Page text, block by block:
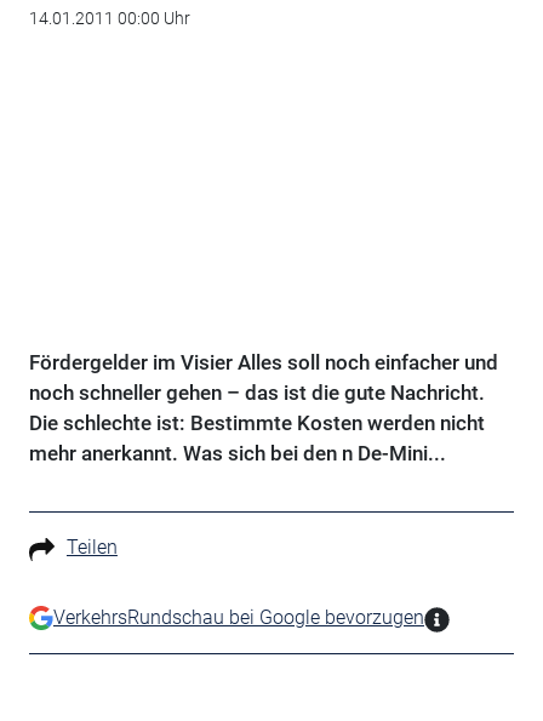
14.01.2011 00:00 Uhr
Fördergelder im Visier Alles soll noch einfacher und
noch schneller gehen – das ist die gute Nachricht.
Die schlechte ist: Bestimmte Kosten werden nicht
mehr anerkannt. Was sich bei den n De-Mini...
Teilen
VerkehrsRundschau bei Google bevorzugen